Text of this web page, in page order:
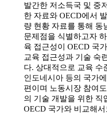
발간한 저소득국 및 중
한 자료와 OECD에서
량 현황 자료를 통해 동
문제점을 식별하고자
육 접근성이 OECD 국
교육 접근성과 기술 숙
다. 상대적으로 교육 수
인도네시아 등의 국가
편이며 노동시장 참여
의 기술 개발을 위한 직
OECD 국가와 비교해